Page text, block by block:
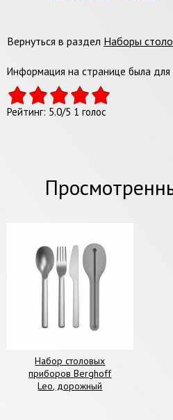
Вернуться в раздел Наборы
Информация на странице была для
Рейтинг: 5.0/5 1 голос
Набор столовых
приборов Berghoff
Leo, дорожный